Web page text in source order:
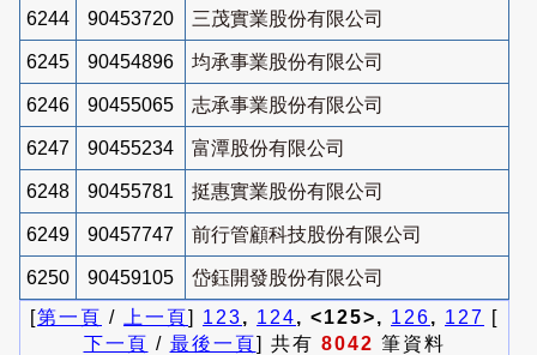
6244 90453720 三茂實業股份有限公司
6245 90454896 均承事業股份有限公司
6246 90455065 志承事業股份有限公司
6247 90455234 富潭股份有限公司
6248 90455781 挺惠實業股份有限公司
6249 90457747 前行管顧科技股份有限公司
6250 90459105
岱鈺開發股份有限公司
[第一頁 / 上一頁] 123, 124, <125>, 126, 127 [
下一頁 / 最後一頁] 共有 8042 筆資料